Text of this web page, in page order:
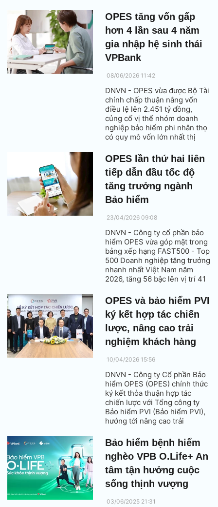
hành trình khám phá gần gũi,
mới mẻ, đầy cảm xúc.
OPES tăng vốn gấp
hơn 4 lần sau 4 năm
gia nhập hệ sinh thái
VPBank
08/06/2026 11:42
DNVN - OPES vừa được Bộ Tài
chính chấp thuận nâng vốn
điều lệ lên 2.451 tỷ đồng,
củng cố vị thế nhóm doanh
nghiệp bảo hiểm phi nhân thọ
có quy mô vốn lớn nhất thị
sau khi OPES vươn lên Top 6
toàn ngành về doanh thu phí
bảo hiểm gốc, góp mặt trong
Top 500 doanh nghiệp lớn
nhất Việt Nam theo xếp hạng
của Vietnam Report.
OPES lần thứ hai liên
tiếp dẫn đầu tốc độ
tăng trưởng ngành
Bảo hiểm
23/04/2026 09:08
DNVN - Công ty cổ phần bảo
hiểm OPES vừa góp mặt trong
bảng xếp hạng FAST500 - Top
500 Doanh nghiệp tăng trưởng
nhanh nhất Việt Nam năm
2026, tăng 56 bậc lên vị trí 41
trong lĩnh vực bảo hiểm.
OPES và bảo hiểm PVI
ký kết hợp tác chiến
lược, nâng cao trải
nghiệm khách hàng
10/04/2026 15:56
DNVN - Công ty Cổ phần Bảo
hiểm OPES (OPES) chính thức
ký kết thỏa thuận hợp tác
chiến lược với Tổng công ty
Bảo hiểm PVI (Bảo hiểm PVI),
hướng tới nâng cao trải
đẩy tăng trưởng trong giai
đoạn mới.
Bảo hiểm bệnh hiểm
nghèo VPB O.Life+ An
tâm tận hưởng cuộc
sống thịnh vượng
03/06/2025 21:31